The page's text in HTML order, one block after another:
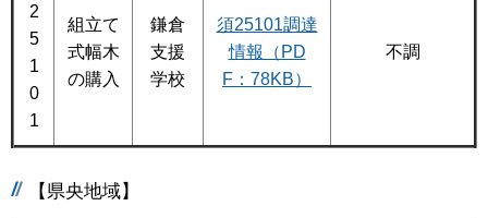
2
5
1
0
1
組立て
式幅木
の購入
鎌倉
支援
学校
須25101調達
情報（PD
F：78KB）
不調
【県央地域】